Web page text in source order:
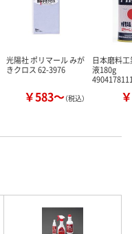
光陽社 ポリマール みが
きクロス 62-3976
￥583～（税込）
日本磨料
液180g